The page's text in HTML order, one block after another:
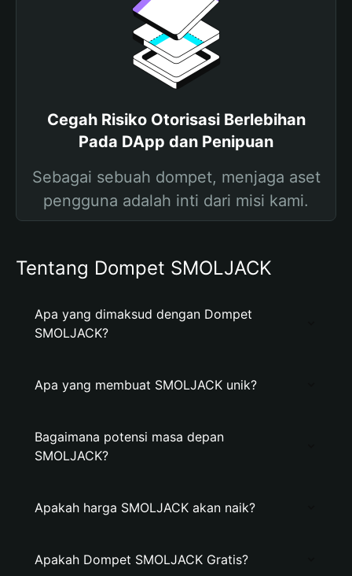
Cegah Risiko Otorisasi Berlebihan
Pada DApp dan Penipuan
Sebagai sebuah dompet, menjaga aset
pengguna adalah inti dari misi kami.
Tentang Dompet SMOLJACK
Apa yang dimaksud dengan Dompet
SMOLJACK?
Apa yang membuat SMOLJACK unik?
Bagaimana potensi masa depan
SMOLJACK?
Apakah harga SMOLJACK akan naik?
Apakah Dompet SMOLJACK Gratis?